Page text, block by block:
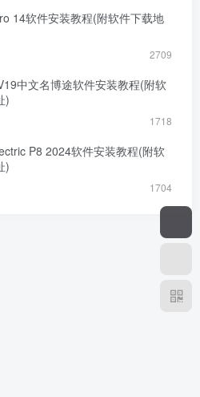
14软件安装教程(附软件下载地
2709
中文名博途软件安装教程(附软
)
1718
P8 2024软件安装教程(附软
)
1704